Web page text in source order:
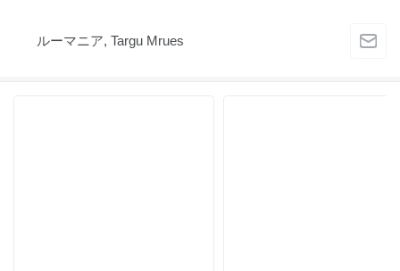
ルーマニア, Targu Mrues